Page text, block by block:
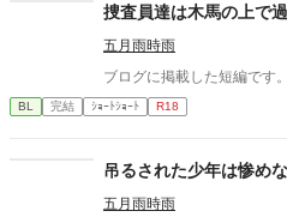
ての誇りを壊すほどに甘く
原の視線の奥に宿るのは、
から思ってたんです。 あ
っと綺麗だろうなって」 支
た榊は、もう戻れない。 快
いう名の支配に沈んでいく物
捜査員達は木馬の上で
五月雨時雨
ブログに掲載した短編です。
BL 完結 ｼｮｰﾄｼｮｰﾄ R18
吊るされた少年は惨め
五月雨時雨